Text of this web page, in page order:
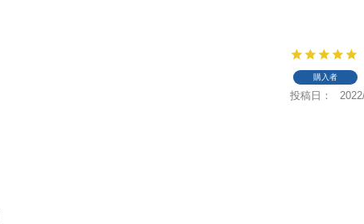
購入者
投稿日